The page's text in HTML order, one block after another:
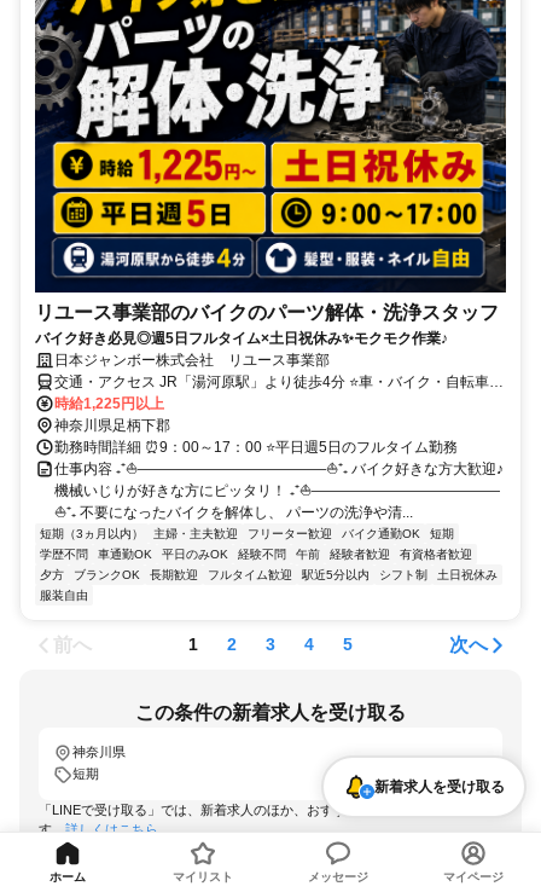
リユース事業部のバイクのパーツ解体・洗浄スタッフ
バイク好き必見◎週5日フルタイム×土日祝休み✨モクモク作業♪
日本ジャンボー株式会社 リユース事業部
交通・アクセス JR「湯河原駅」より徒歩4分 ⭐車・バイク・自転車通
勤OK！
時給1,225円以上
神奈川県足柄下郡
勤務時間詳細 ⏰9：00～17：00 ⭐平日週5日のフルタイム勤務
仕事内容 ₊⁺⛵―――――――――――――⛵⁺₊ バイク好きな方大歓迎♪
機械いじりが好きな方にピッタリ！ ₊⁺⛵―――――――――――――
⛵⁺₊ 不要になったバイクを解体し、 パーツの洗浄や清...
短期（3ヵ月以内） 主婦・主夫歓迎 フリーター歓迎 バイク通勤OK
短期
学歴不問
車通勤OK 平日のみOK 経験不問 午前 経験者歓迎
有資格者歓迎
夕方
ブランクOK 長期歓迎 フルタイム歓迎 駅近5分以内 シフト制
土日祝休み
服装自由
前へ 1 2 3 4 5 次へ
この条件の新着求人を受け取る
神奈川県
短期
「LINEで受け取る」では、新着求人のほか、おすすめ情報なども配信しま
す。 詳しくはこちら
LINEで受け取る
新着求人を受け取る
ホーム マイリスト メッセージ マイページ